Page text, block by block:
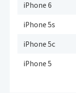
iPhone 6
iPhone 5s
iPhone 5c
iPhone 5